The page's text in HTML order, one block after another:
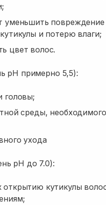
уменьшить повреждение
и потерю влаги;
цвет волос.
pH примерно 5,5):
головы;
среды,
ухода
pH до 7.0):
кутикулы